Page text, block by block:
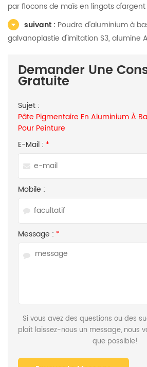
par flocons de maïs en lingots
suivant : Poudre d'aluminium à
galvanoplastie d'imitation S3, alumine
Demander Une
Gratuite
Sujet :
Pâte Pigmentaire En Aluminium À
Pour Peinture
E-Mail : *
Mobile :
Message : *
Si vous avez des questions ou des
plaît laissez-nous un message, nous
que possible!